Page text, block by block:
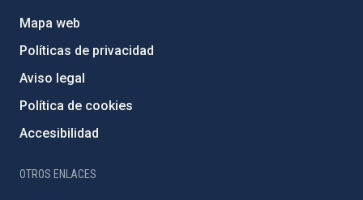
Mapa web
Políticas de privacidad
Aviso legal
Política de cookies
Accesibilidad
OTROS ENLACES